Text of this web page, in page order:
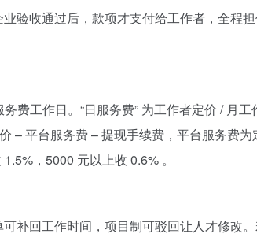
验收通过后，款项才支付给工作者，全程
费工作日。“日服务费” 为工作者定价 / 月工
– 平台服务费 – 提现手续费，平台服务费为
，5000 元以上收 0.6% 。​
补回工作时间，项目制可驳回让人才修改